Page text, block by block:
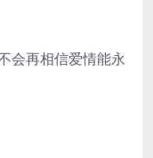
再相信爱情能永